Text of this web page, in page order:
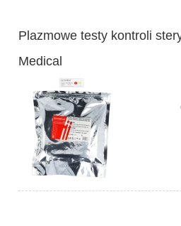
Plazmowe testy kontroli
Medical